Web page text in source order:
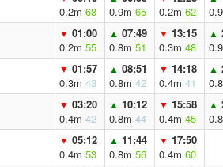
0.2m 68
0.9m 65
0.2m 62
▼ 01:00
0.2m 55
▲ 07:49
0.8m 51
▼ 13:15
0.3m 48
▲
▼ 01:57
0.3m 43
▲ 08:51
0.8m 42
▼ 14:18
0.4m 41
▲
▼ 03:20
0.4m 42
▲ 10:12
0.8m 44
▼ 15:58
0.4m 45
▲
▼ 05:12
0.4m 53
▲ 11:44
0.8m 56
▼ 17:50
0.4m 60